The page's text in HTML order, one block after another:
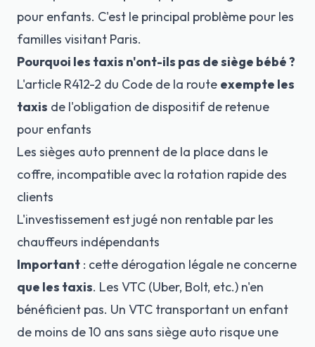
pour enfants. C'est le principal problème pour les
familles visitant Paris.
Pourquoi les taxis n'ont-ils pas de siège bébé ?
L'article R412-2 du Code de la route exempte les
taxis de l'obligation de dispositif de retenue
pour enfants
Les sièges auto prennent de la place dans le
coffre, incompatible avec la rotation rapide des
clients
L'investissement est jugé non rentable par les
chauffeurs indépendants
Important : cette dérogation légale ne concerne
que les taxis. Les VTC (Uber, Bolt, etc.) n'en
bénéficient pas. Un VTC transportant un enfant
de moins de 10 ans sans siège auto risque une